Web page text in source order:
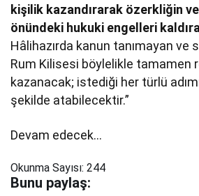
kişilik kazandırarak özerkliğin
önündeki hukuki engelleri
Hâlihazırda kanun tanımayan ve
Rum Kilisesi böylelikle tamamen
kazanacak; istediği her türlü
şekilde atabilecektir.”
Devam edecek…
Okunma Sayısı: 244
Bunu paylaş: